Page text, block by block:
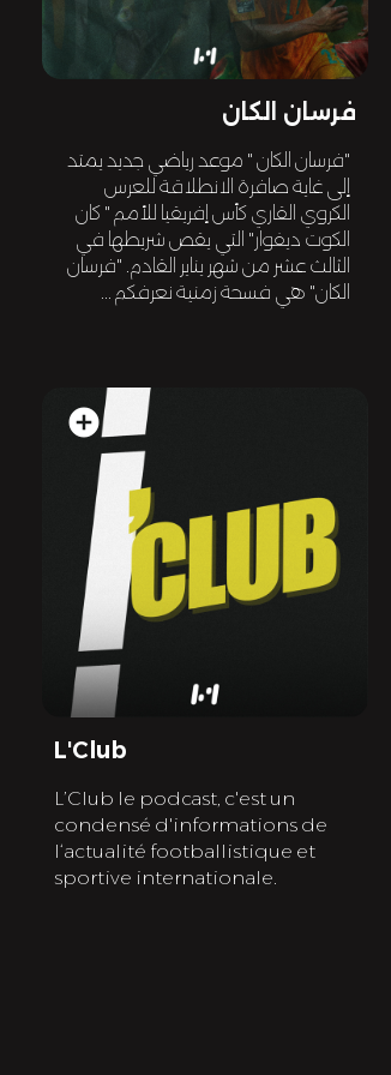
فرسان الكان
"فرسان الكان " موعد رياضي جديد يمتد
إلى غاية صافرة الانطلاقة للعرس
الكروي القاري كأس إفريقيا للأمم " كان
الكوت ديفوار" التي يقص شريطها في
الثالث عشر من شهر يناير القادم. "فرسان
الكان" هي فسحة زمنية نعرفكم ...
add_circle
L'Club
L’Club le podcast, c'est un
condensé d'informations de
l‘actualité footballistique et
sportive internationale.